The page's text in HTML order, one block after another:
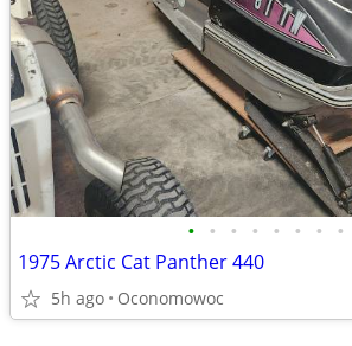
• • • • • • • •
1975 Arctic Cat Panther 440
5h ago Oconomowoc